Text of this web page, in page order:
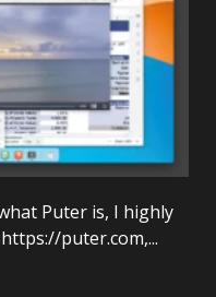
Puter is, I highly
puter.com,...